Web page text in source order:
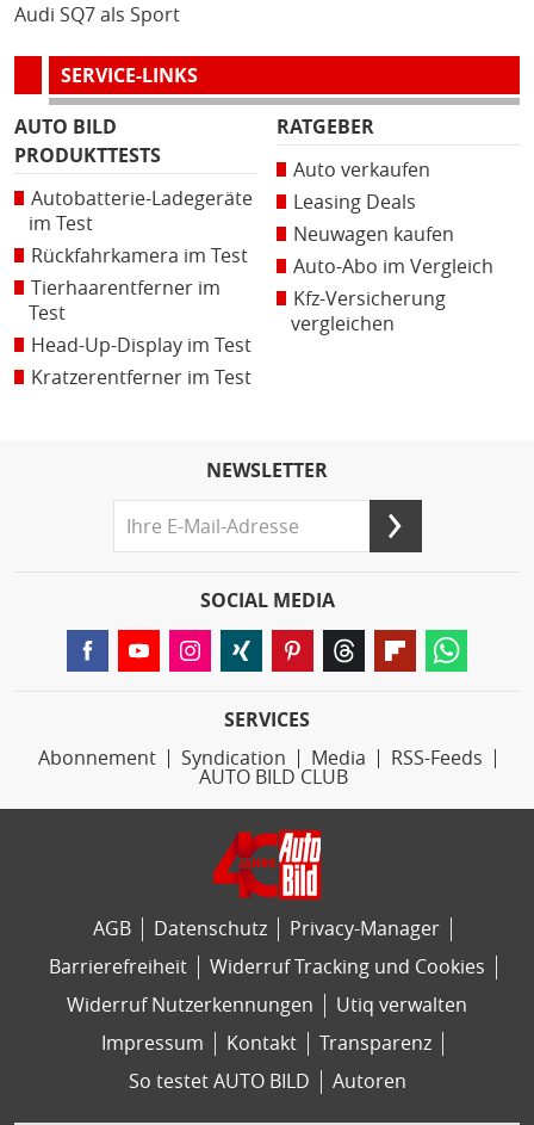
Audi SQ7 als Sport
SERVICE-LINKS
AUTO BILD
PRODUKTTESTS
Autobatterie-Ladegeräte
im Test
Rückfahrkamera im Test
Tierhaarentferner im
Test
Head-Up-Display im Test
Kratzerentferner im Test
RATGEBER
Auto verkaufen
Leasing Deals
Neuwagen kaufen
Auto-Abo im Vergleich
Kfz-Versicherung
vergleichen
NEWSLETTER
SOCIAL MEDIA
SERVICES
Abonnement
Syndication Media
RSS-Feeds
AUTO BILD CLUB
AGB Datenschutz
Privacy-Manager
Barrierefreiheit
Widerruf Tracking und Cookies
Widerruf Nutzerkennungen
Utiq verwalten
Impressum
Kontakt
Transparenz
So testet AUTO BILD
Autoren